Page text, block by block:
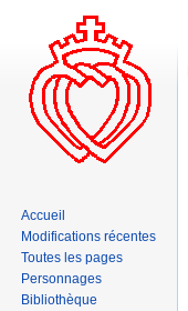
Accueil
Modifications récentes
Toutes les pages
Personnages
Bibliothèque